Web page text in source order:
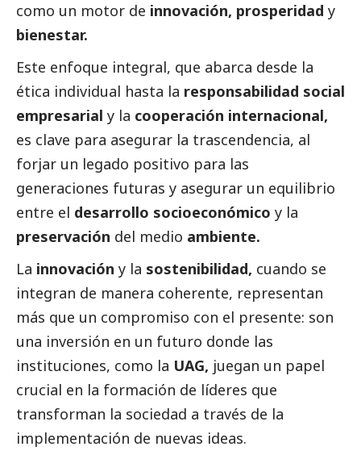
como un motor de innovación, prosperidad y
bienestar.
Este enfoque integral, que abarca desde la
ética individual hasta la responsabilidad social
empresarial y la cooperación internacional,
es clave para asegurar la trascendencia, al
forjar un legado positivo para las
generaciones futuras y asegurar un equilibrio
entre el desarrollo socioeconómico y la
preservación del medio ambiente.
La innovación y la sostenibilidad, cuando se
integran de manera coherente, representan
más que un compromiso con el presente: son
una inversión en un futuro donde las
instituciones, como la UAG, juegan un papel
crucial en la formación de líderes que
transforman la sociedad a través de la
implementación de nuevas ideas.